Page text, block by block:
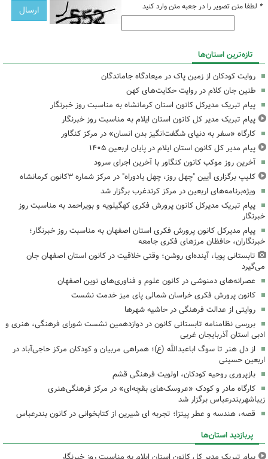
* لطفا متن تصویر را در جعبه متن وارد کنید
تازه‌ترین استان‌ها
روایت کودکان از زمین پاک در میعادگاه جاماندگان
طنین جان کلام در روایت حکایت‌های کهن
پیام تبریک مدیرکل کانون استان کرمانشاه به مناسبت روز خبرنگار
پیام تبریک مدیر کل کانون استان ایلام به مناسبت روز خبرنگار
کارگاه «سفر به دنیای شگفت‌انگیز بدن انسان» در مرکز کنگاور
پیام مدیر کل کانون استان ایلام در پایان اربعین ۱۴۰۵
آخرین روز موکب کانون کنگاور با آخرین اجرای سرود
کلیپ برگزاری آیین "چهل روز، چهل یادوراه" در مرکز شماره ۳کانون کرمانشاه
ویژه‌برنامه‌های اربعین در مرکز کرندغرب برگزار شد
پیام تبریک مدیرکل کانون پرورش فکری کهگیلویه و بویراحمد به مناسبت روز
خبرنگار
پیام مدیرکل کانون پرورش فکری استان اصفهان به مناسبت روز خبرنگار؛
خبرنگاران، حافظان مرزهای فکری جامعه
تابستانی پویا، آینده‌ای روشن؛ وقتی خلاقیت در کانون استان اصفهان جان
می‌گیرد
عصرانه‌های دمنوشی در کانون علوم و فناوری‌های نوین اصفهان
کانون پرورش فکری خراسان شمالی پای میز خدمت نشست
روایتی از عدالت فرهنگی در حاشیه شهرها
بررسی نظامنامه تابستانی کانون در دوازدهمین نشست شورای فرهنگی، هنری و
ادبی استان آذربایجان غربی
از دل هنر تا سوگ اباعبدالله (ع)؛ همراهی مربیان و کودکان مرکز حاجی‌آباد در
اربعین حسینی
بازپروری روحیه کودکان، اولویت فرهنگی قشم
کارگاه مادر و کودک «عروسک‌های بقچه‌ای» در مرکز فرهنگی‌هنری
زیباشهربندرعباس برگزار شد
قصه، هندسه و عطر پیتزا؛ تجربه ای شیرین از کتابخوانی در کانون بندرعباس
پربازدید استان‌ها